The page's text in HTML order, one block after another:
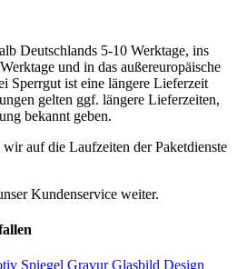
Deutschlands 5-10 Werktage, ins
und in das außereuropäische
Sperrgut ist eine längere Lieferzeit
gelten ggf. längere Lieferzeiten,
bekannt geben.
auf die Laufzeiten der Paketdienste
Kundenservice weiter.